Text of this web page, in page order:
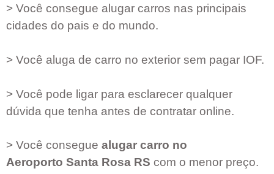
> Você consegue alugar carros nas principais
cidades do pais e do mundo.
> Você aluga de carro no exterior sem pagar IOF.
> Você pode ligar para esclarecer qualquer
dúvida que tenha antes de contratar online.
> Você consegue alugar carro no
Aeroporto Santa Rosa RS com o menor preço.